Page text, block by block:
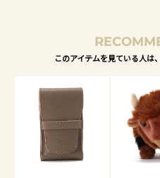
このアイテムを見ている人は